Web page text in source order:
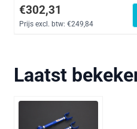
Prijs: 302,31, exclusief btw:
€302,31
Prijs excl. btw: €249,84
Laatst